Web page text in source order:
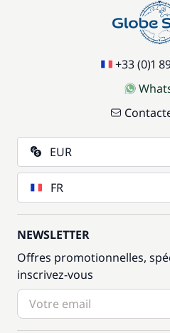
+33 (0)1
EUR
FR
NEWSLETTER
Offres promotionnelles,
inscrivez-vous